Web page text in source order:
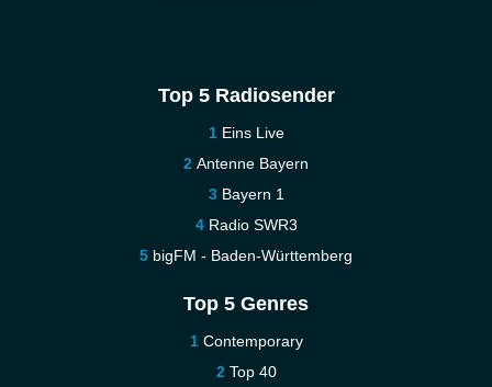
Top 5 Radiosender
Eins Live
Antenne Bayern
Bayern 1
Radio SWR3
bigFM - Baden-Württemberg
Top 5 Genres
Contemporary
Top 40